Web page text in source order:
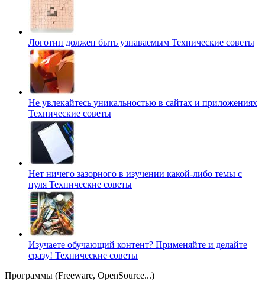
Логотип должен быть узнаваемым Технические советы
Не увлекайтесь уникальностью в сайтах и приложениях
Технические советы
Нет ничего зазорного в изучении какой-либо темы с
нуля Технические советы
Изучаете обучающий контент? Применяйте и делайте
сразу! Технические советы
Программы (Freeware, OpenSource...)